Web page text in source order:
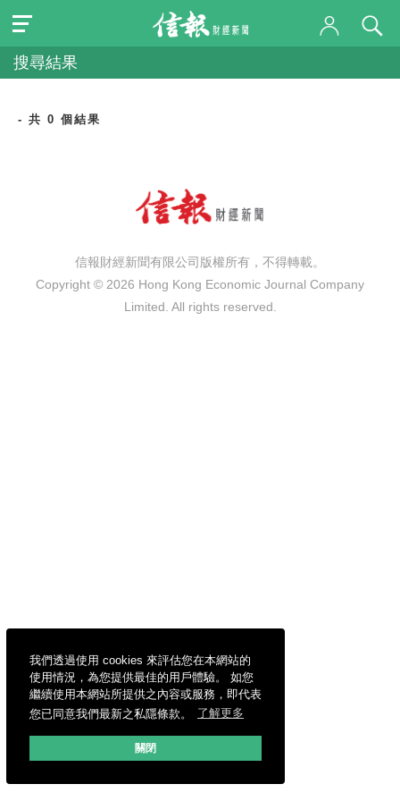
我們透過使用 cookies 來評估您在本網站的
使用情況，為您提供最佳的用戶體驗。 如您
繼續使用本網站所提供之內容或服務，即代表
您已同意我們最新之私隱條款。
了解更多
關閉
搜尋結果
- 共 0 個結果
信報財經新聞有限公司版權所有，不得轉載。
Copyright © 2026 Hong Kong Economic Journal Company
Limited. All rights reserved.